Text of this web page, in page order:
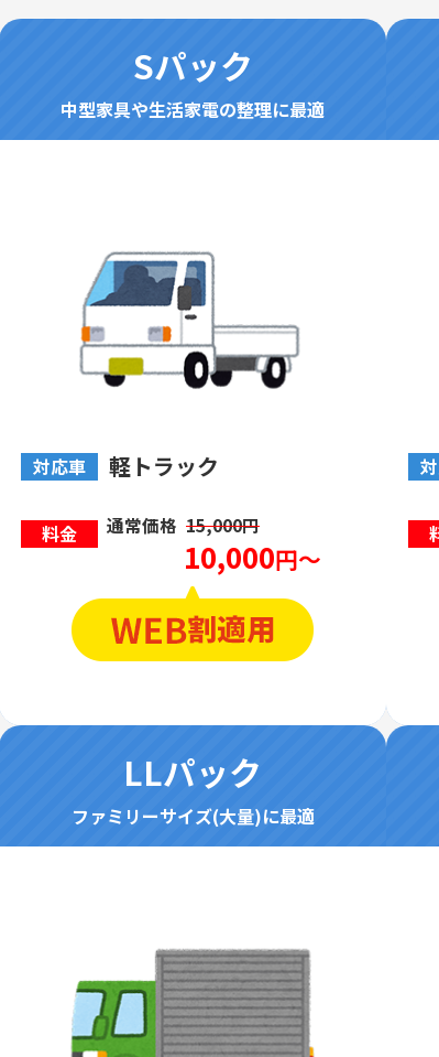
Sパック
中型家具や生活家電の整理に最適
対応車 軽トラック
料金 通常価格 15,000円
10,000円～
LLパック
ファミリーサイズ(大量)に最適